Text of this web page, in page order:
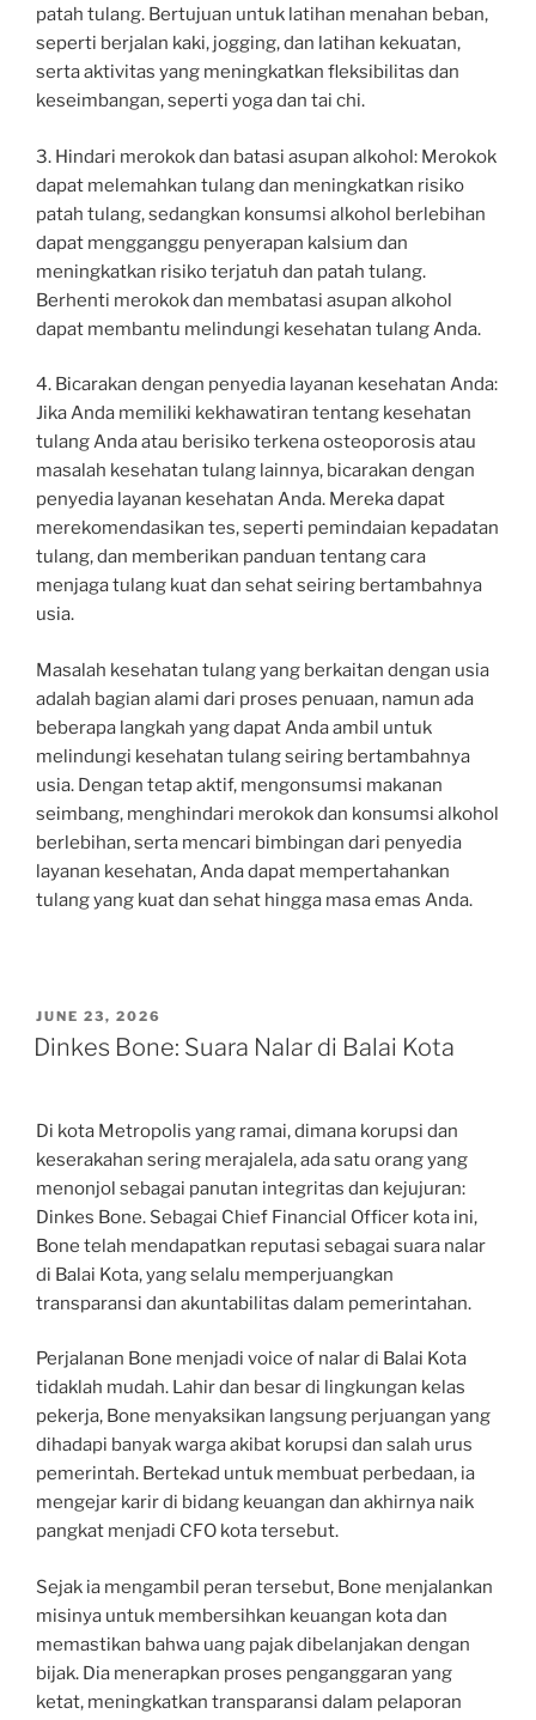
patah tulang. Bertujuan untuk latihan menahan beban,
seperti berjalan kaki, jogging, dan latihan kekuatan,
serta aktivitas yang meningkatkan fleksibilitas dan
keseimbangan, seperti yoga dan tai chi.
3. Hindari merokok dan batasi asupan alkohol: Merokok
dapat melemahkan tulang dan meningkatkan risiko
patah tulang, sedangkan konsumsi alkohol berlebihan
dapat mengganggu penyerapan kalsium dan
meningkatkan risiko terjatuh dan patah tulang.
Berhenti merokok dan membatasi asupan alkohol
dapat membantu melindungi kesehatan tulang Anda.
4. Bicarakan dengan penyedia layanan kesehatan Anda:
Jika Anda memiliki kekhawatiran tentang kesehatan
tulang Anda atau berisiko terkena osteoporosis atau
masalah kesehatan tulang lainnya, bicarakan dengan
penyedia layanan kesehatan Anda. Mereka dapat
merekomendasikan tes, seperti pemindaian kepadatan
tulang, dan memberikan panduan tentang cara
menjaga tulang kuat dan sehat seiring bertambahnya
usia.
Masalah kesehatan tulang yang berkaitan dengan usia
adalah bagian alami dari proses penuaan, namun ada
beberapa langkah yang dapat Anda ambil untuk
melindungi kesehatan tulang seiring bertambahnya
usia. Dengan tetap aktif, mengonsumsi makanan
seimbang, menghindari merokok dan konsumsi alkohol
berlebihan, serta mencari bimbingan dari penyedia
layanan kesehatan, Anda dapat mempertahankan
tulang yang kuat dan sehat hingga masa emas Anda.
POSTED
ON
JUNE 23, 2026
Dinkes Bone: Suara Nalar di Balai Kota
Di kota Metropolis yang ramai, dimana korupsi dan
keserakahan sering merajalela, ada satu orang yang
menonjol sebagai panutan integritas dan kejujuran:
Dinkes Bone. Sebagai Chief Financial Officer kota ini,
Bone telah mendapatkan reputasi sebagai suara nalar
di Balai Kota, yang selalu memperjuangkan
transparansi dan akuntabilitas dalam pemerintahan.
Perjalanan Bone menjadi voice of nalar di Balai Kota
tidaklah mudah. Lahir dan besar di lingkungan kelas
pekerja, Bone menyaksikan langsung perjuangan yang
dihadapi banyak warga akibat korupsi dan salah urus
pemerintah. Bertekad untuk membuat perbedaan, ia
mengejar karir di bidang keuangan dan akhirnya naik
pangkat menjadi CFO kota tersebut.
Sejak ia mengambil peran tersebut, Bone menjalankan
misinya untuk membersihkan keuangan kota dan
memastikan bahwa uang pajak dibelanjakan dengan
bijak. Dia menerapkan proses penganggaran yang
ketat, meningkatkan transparansi dalam pelaporan